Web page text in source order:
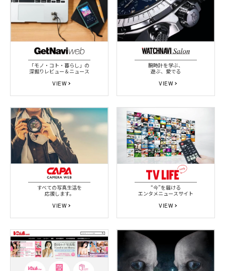
「モノ・コト・暮らし」の
深掘りレビュー＆ニュース
VIEW
腕時計を学ぶ、
遊ぶ、愛でる
VIEW
すべての写真生活を
応援します。
VIEW
“今”を届ける
エンタメニュースサイト
VIEW